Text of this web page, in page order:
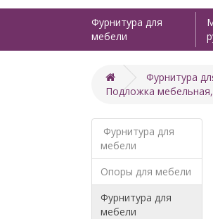
Фурнитура для
мебели
Фурнитура
Подложка
Фурнитура для
мебели
Опоры для мебели
Фурнитура для
мебели